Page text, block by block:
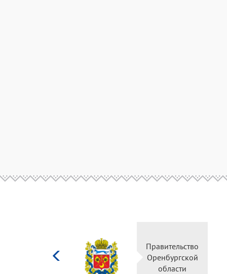
культуры
Российской
Правительство
Оренбургской
области